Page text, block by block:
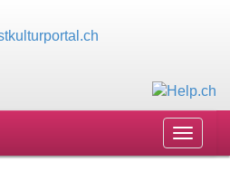
Toggle